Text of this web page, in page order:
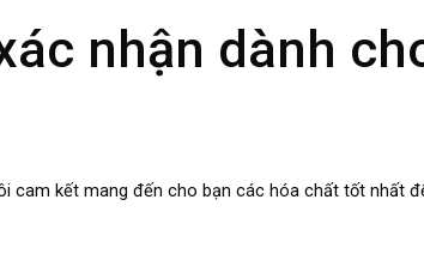
nhận dành
cam kết mang đến cho bạn các hóa chất tốt nhất